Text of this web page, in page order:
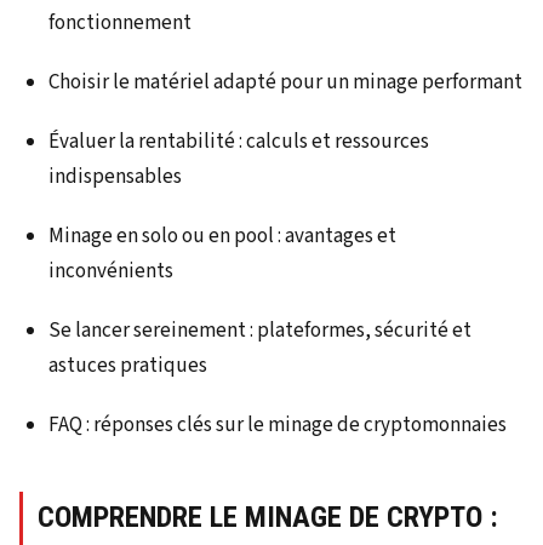
fonctionnement
Choisir le matériel adapté pour un minage performant
Évaluer la rentabilité : calculs et ressources
indispensables
Minage en solo ou en pool : avantages et
inconvénients
Se lancer sereinement : plateformes, sécurité et
astuces pratiques
FAQ : réponses clés sur le minage de cryptomonnaies
COMPRENDRE LE MINAGE DE CRYPTO :